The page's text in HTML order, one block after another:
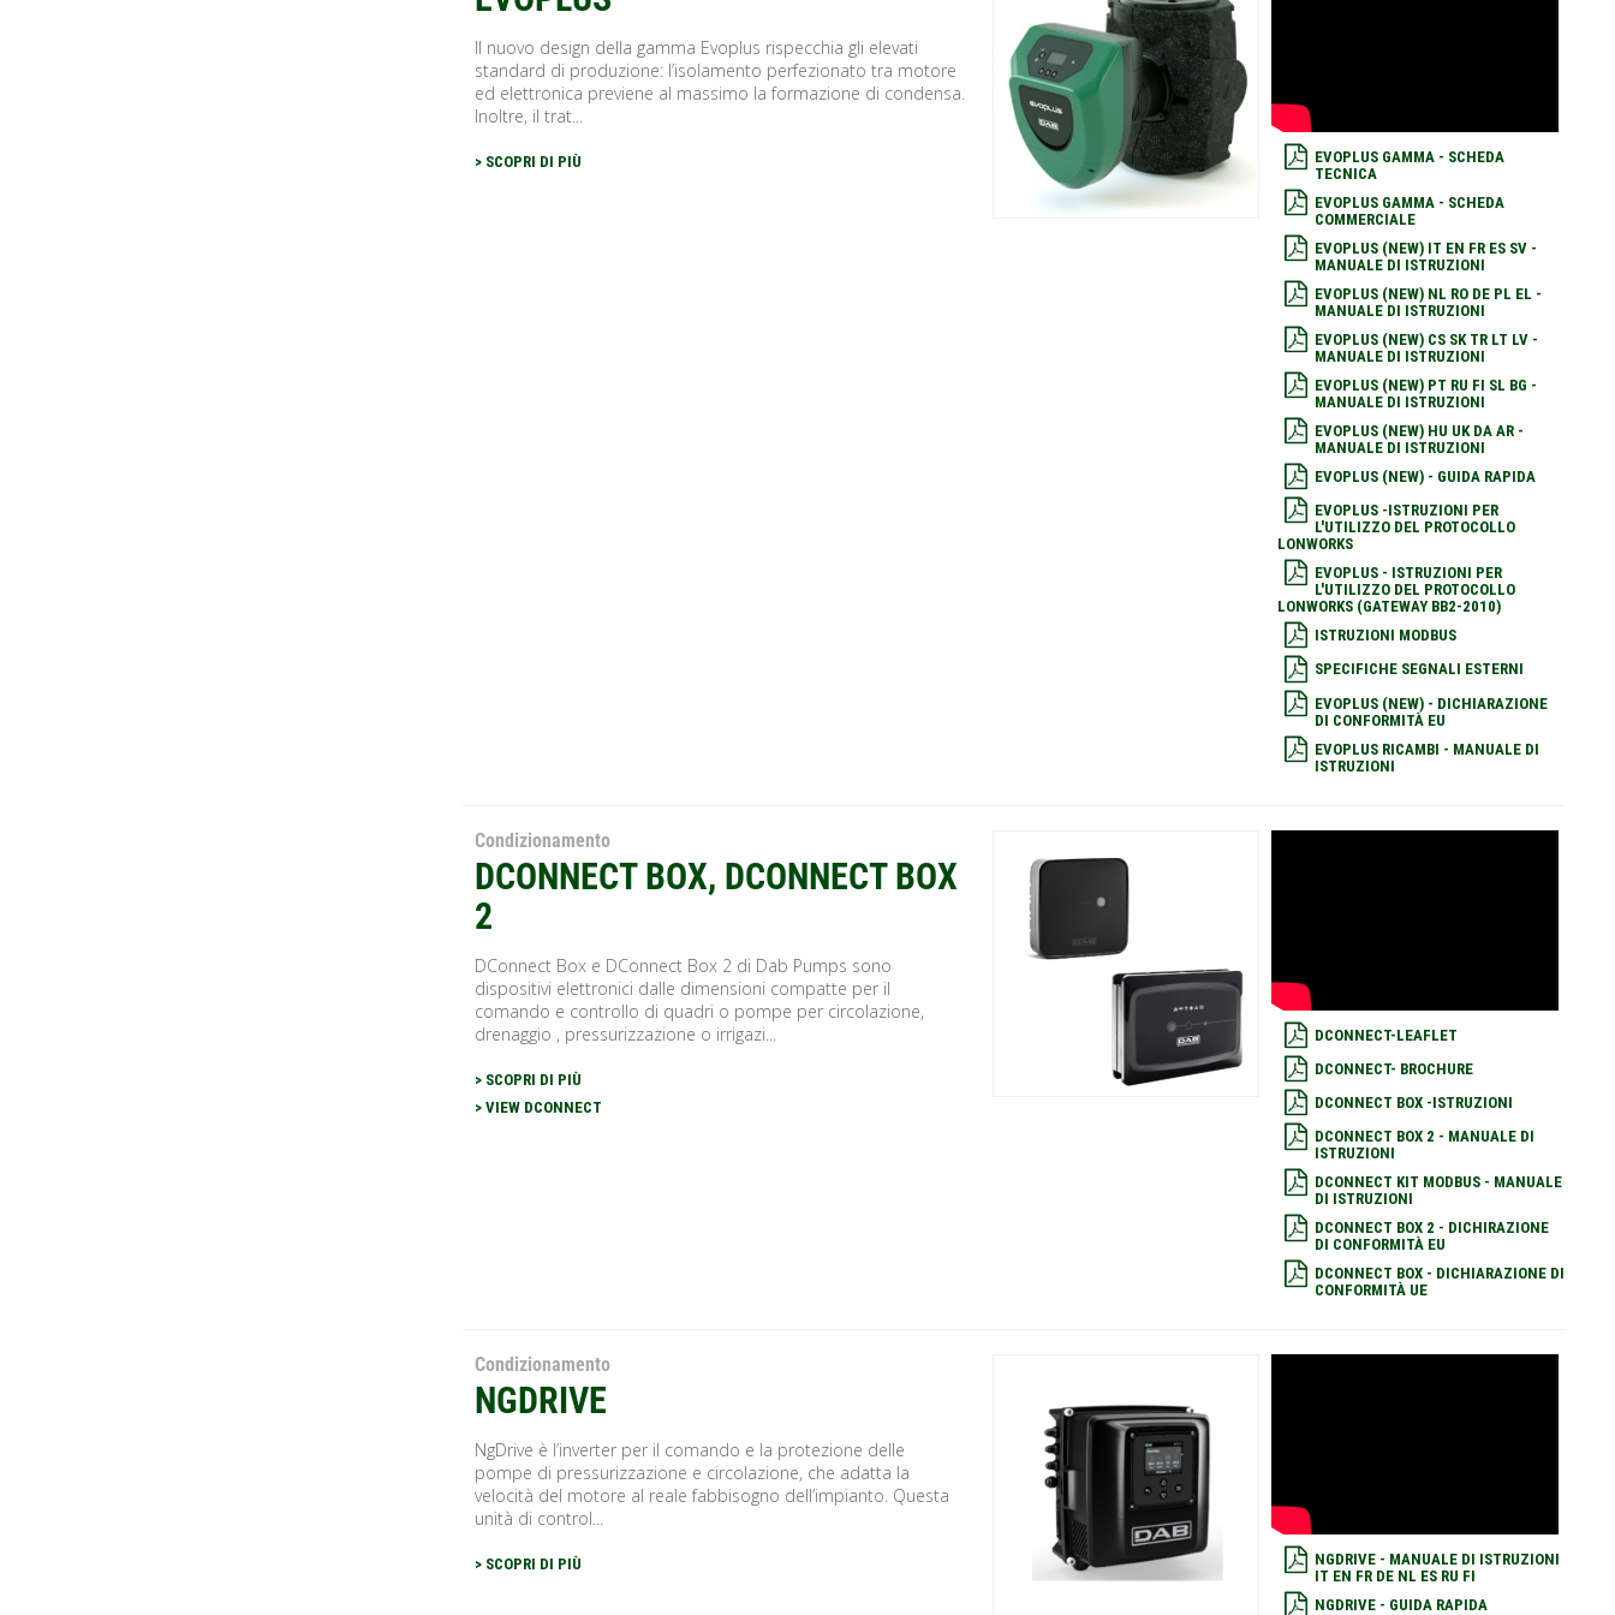
Il nuovo design della gamma Evoplus rispecchia gli elevati
standard di produzione: l’isolamento perfezionato tra motore
ed elettronica previene al massimo la formazione di condensa.
Inoltre, il trat...
> SCOPRI DI PIÙ
EVOPLUS GAMMA - SCHEDA
TECNICA
EVOPLUS GAMMA - SCHEDA
COMMERCIALE
EVOPLUS (NEW) IT EN FR ES SV -
MANUALE DI ISTRUZIONI
EVOPLUS (NEW) NL RO DE PL EL -
MANUALE DI ISTRUZIONI
EVOPLUS (NEW) CS SK TR LT LV -
MANUALE DI ISTRUZIONI
EVOPLUS (NEW) PT RU FI SL BG -
MANUALE DI ISTRUZIONI
EVOPLUS (NEW) HU UK DA AR -
MANUALE DI ISTRUZIONI
EVOPLUS (NEW) - GUIDA RAPIDA
EVOPLUS -ISTRUZIONI PER
L'UTILIZZO DEL PROTOCOLLO
LONWORKS
EVOPLUS - ISTRUZIONI PER
L'UTILIZZO DEL PROTOCOLLO
LONWORKS (GATEWAY BB2-2010)
ISTRUZIONI MODBUS
SPECIFICHE SEGNALI ESTERNI
EVOPLUS (NEW) - DICHIARAZIONE
DI CONFORMITÀ EU
EVOPLUS RICAMBI - MANUALE DI
ISTRUZIONI
Condizionamento
DCONNECT BOX, DCONNECT BOX
2
DConnect Box e DConnect Box 2 di Dab Pumps sono
dispositivi elettronici dalle dimensioni compatte per il
comando e controllo di quadri o pompe per circolazione,
drenaggio , pressurizzazione o irrigazi...
> SCOPRI DI PIÙ
> VIEW DCONNECT
DCONNECT-LEAFLET
DCONNECT- BROCHURE
DCONNECT BOX -ISTRUZIONI
DCONNECT BOX 2 - MANUALE DI
ISTRUZIONI
DCONNECT KIT MODBUS - MANUALE
DI ISTRUZIONI
DCONNECT BOX 2 - DICHIRAZIONE
DI CONFORMITÀ EU
DCONNECT BOX - DICHIARAZIONE DI
CONFORMITÀ UE
Condizionamento
NGDRIVE
NgDrive è l’inverter per il comando e la protezione delle
pompe di pressurizzazione e circolazione, che adatta la
velocità del motore al reale fabbisogno dell’impianto. Questa
unità di control...
> SCOPRI DI PIÙ
NGDRIVE - MANUALE DI ISTRUZIONI
IT EN FR DE NL ES RU FI
NGDRIVE - GUIDA RAPIDA